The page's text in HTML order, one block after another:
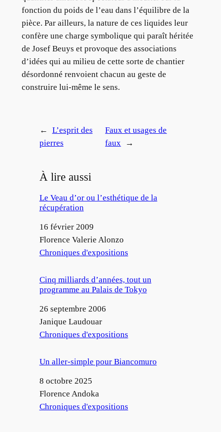
fonction du poids de l’eau dans l’équilibre de la
pièce. Par ailleurs, la nature de ces liquides leur
confère une charge symbolique qui paraît héritée
de Josef Beuys et provoque des associations
d’idées qui au milieu de cette sorte de chantier
désordonné renvoient chacun au geste de
construire lui-même le sens.
←
L’esprit des
pierres
Faux et usages de
faux
→
À lire aussi
Le Veau d’or ou l’esthétique de la
récupération
Date
16 février 2009
Auteur
Florence Valerie Alonzo
Par rapport à
Chroniques d'expositions
Cinq milliards d’années, tout un
programme au Palais de Tokyo
Date
26 septembre 2006
Auteur
Janique Laudouar
Par rapport à
Chroniques d'expositions
Un aller-simple pour Biancomuro
Date
8 octobre 2025
Auteur
Florence Andoka
Par rapport à
Chroniques d'expositions